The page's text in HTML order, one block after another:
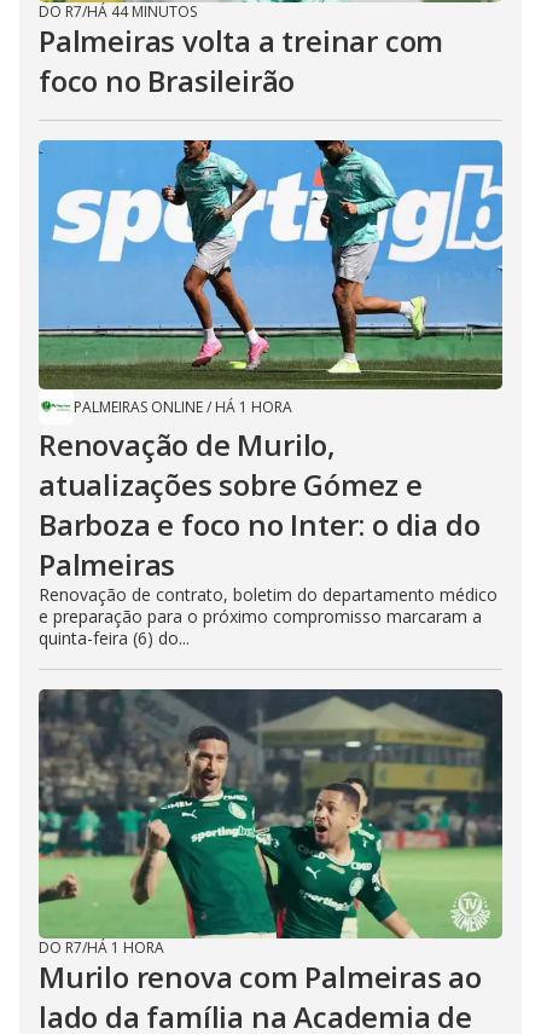
DO R7/HÁ 44 MINUTOS
Palmeiras volta a treinar com
foco no Brasileirão
PALMEIRAS ONLINE/ HÁ 1 HORA
Renovação de Murilo,
atualizações sobre Gómez e
Barboza e foco no Inter: o dia do
Palmeiras
Renovação de contrato, boletim do departamento médico
e preparação para o próximo compromisso marcaram a
quinta-feira (6) do...
DO R7/HÁ 1 HORA
Murilo renova com Palmeiras ao
lado da família na Academia de